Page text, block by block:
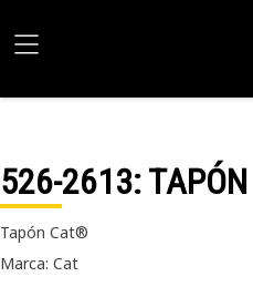
526-2613: TAPÓN
Tapón Cat®
Marca: Cat